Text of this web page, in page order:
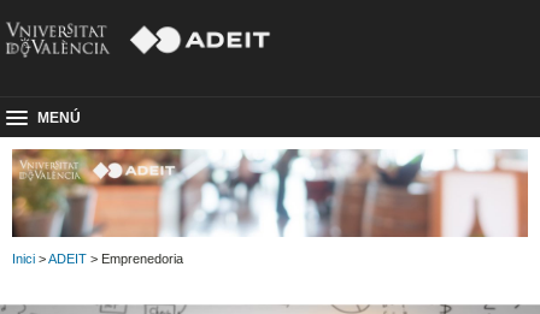
MENÚ
Inici >ADEIT > Emprenedoria